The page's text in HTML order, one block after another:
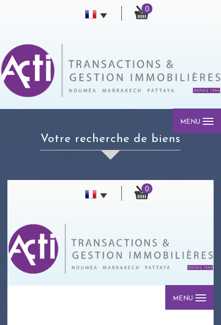
0
MENU
votre recherche de biens
0
MENU